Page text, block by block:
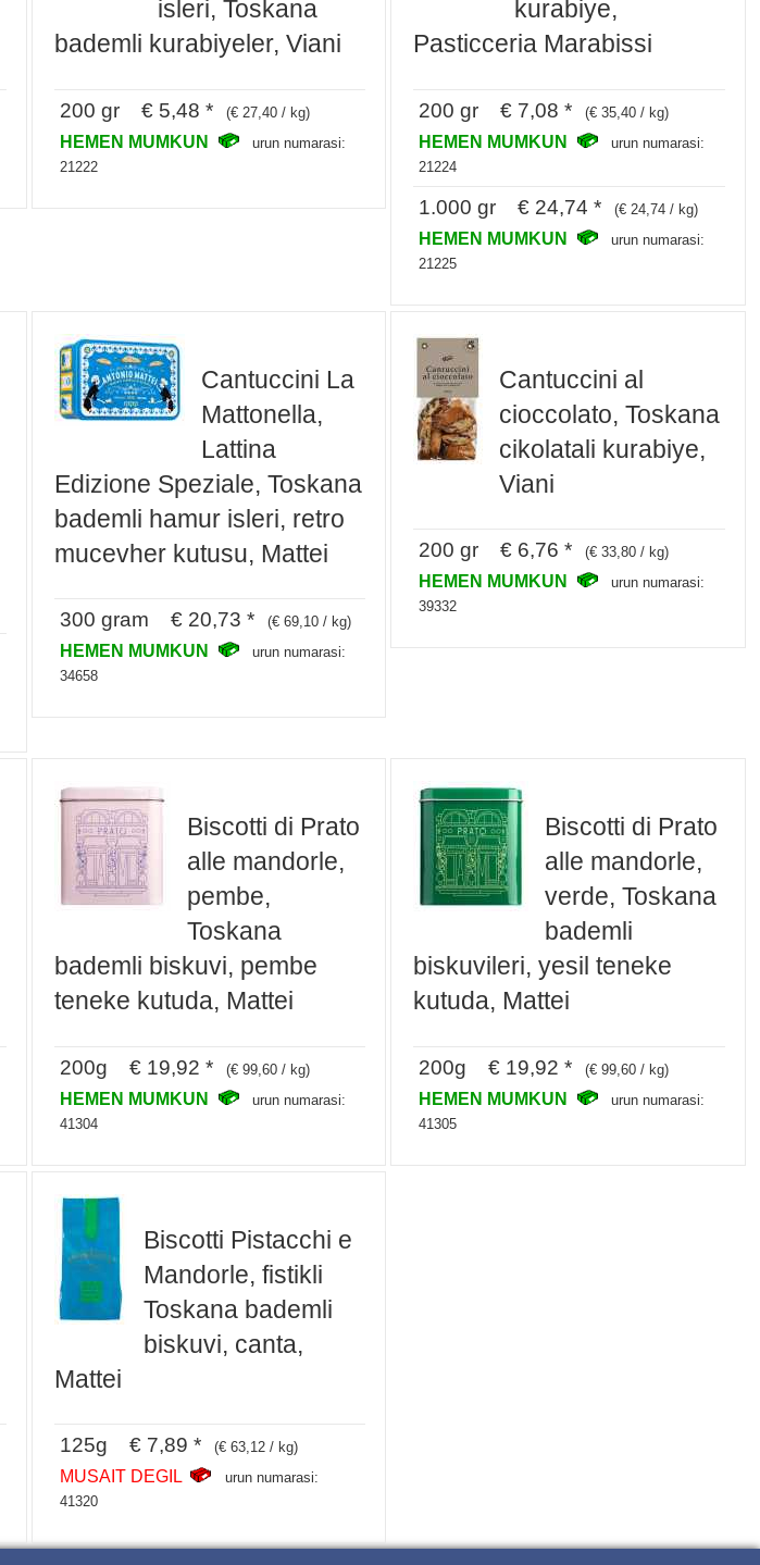
isleri, Toskana
bademli kurabiyeler, Viani
200 gr € 5,48 * (€ 27,40 / kg)
HEMEN MUMKUN
urun numarasi:
21222
kurabiye,
Pasticceria Marabissi
200 gr € 7,08 * (€ 35,40 / kg)
HEMEN MUMKUN
urun numarasi:
21224
1.000 gr € 24,74 * (€ 24,74 / kg)
HEMEN MUMKUN
urun numarasi:
21225
Cantuccini La
Mattonella,
Lattina
Edizione Speziale, Toskana
bademli hamur isleri, retro
mucevher kutusu, Mattei
300 gram € 20,73 * (€ 69,10 / kg)
HEMEN MUMKUN
urun numarasi:
34658
Cantuccini al
cioccolato, Toskana
cikolatali kurabiye,
Viani
200 gr € 6,76 * (€ 33,80 / kg)
HEMEN MUMKUN
urun numarasi:
39332
Biscotti di Prato
alle mandorle,
pembe,
Toskana
bademli biskuvi, pembe
teneke kutuda, Mattei
200g € 19,92 * (€ 99,60 / kg)
HEMEN MUMKUN
urun numarasi:
41304
Biscotti di Prato
alle mandorle,
verde, Toskana
bademli
biskuvileri, yesil teneke
kutuda, Mattei
200g € 19,92 * (€ 99,60 / kg)
HEMEN MUMKUN
urun numarasi:
41305
Biscotti Pistacchi e
Mandorle, fistikli
Toskana bademli
biskuvi, canta,
Mattei
125g € 7,89 * (€ 63,12 / kg)
MUSAIT DEGIL
urun numarasi:
41320